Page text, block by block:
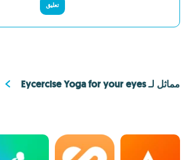
تعليق
مماثل لـ Eycercise Yoga for your eyes